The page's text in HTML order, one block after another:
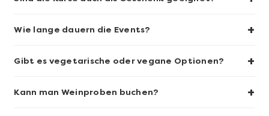
Wie lange dauern die Events? +
Gibt es vegetarische oder vegane Optionen? +
Kann man Weinproben buchen? +